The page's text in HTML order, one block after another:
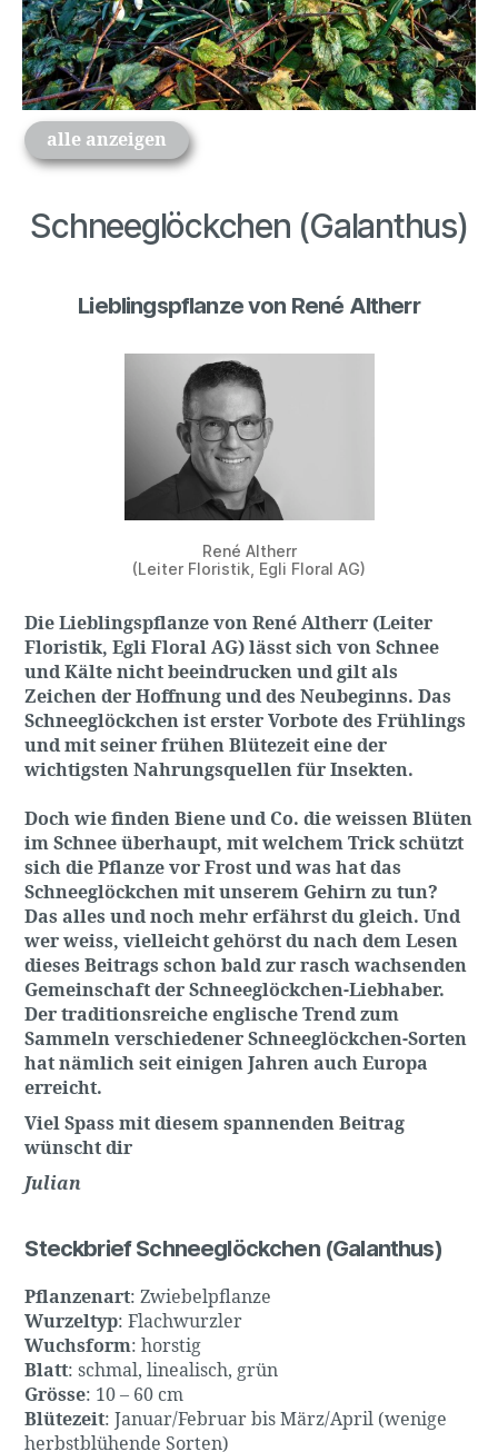
alle anzeigen
Schneeglöckchen (Galanthus)
Lieblingspflanze von René Altherr
René Altherr
(Leiter Floristik, Egli Floral AG)
Die Lieblingspflanze von René Altherr (Leiter
Floristik, Egli Floral AG) lässt sich von Schnee
und Kälte nicht beeindrucken und gilt als
Zeichen der Hoffnung und des Neubeginns. Das
Schneeglöckchen ist erster Vorbote des Frühlings
und mit seiner frühen Blütezeit eine der
wichtigsten Nahrungsquellen für Insekten.
Doch wie finden Biene und Co. die weissen Blüten
im Schnee überhaupt, mit welchem Trick schützt
sich die Pflanze vor Frost und was hat das
Schneeglöckchen mit unserem Gehirn zu tun?
Das alles und noch mehr erfährst du gleich. Und
wer weiss, vielleicht gehörst du nach dem Lesen
dieses Beitrags schon bald zur rasch wachsenden
Gemeinschaft der Schneeglöckchen-Liebhaber.
Der traditionsreiche englische Trend zum
Sammeln verschiedener Schneeglöckchen-Sorten
hat nämlich seit einigen Jahren auch Europa
erreicht.
Viel Spass mit diesem spannenden Beitrag
wünscht dir
Julian
Steckbrief Schneeglöckchen (Galanthus)
Pflanzenart: Zwiebelpflanze
Wurzeltyp: Flachwurzler
Wuchsform: horstig
Blatt: schmal, linealisch, grün
Grösse: 10 – 60 cm
Blütezeit: Januar/Februar bis März/April (wenige
herbstblühende Sorten)